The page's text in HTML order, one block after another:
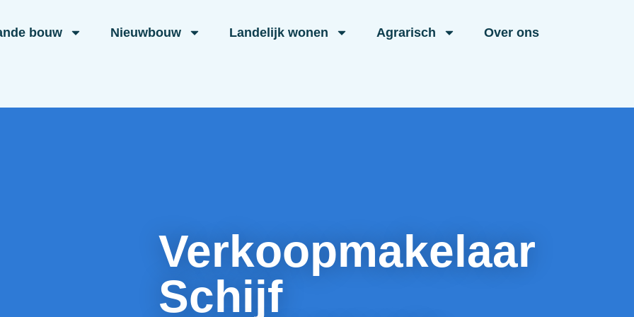
bouw Nieuwbouw Landelijk wonen Agrarisch Over ons
Verkoopmakelaar
Schijf